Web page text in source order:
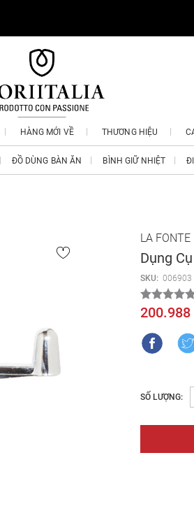
HÀNG MỚI VỀ THƯƠNG HIỆU
ĐỒ DÙNG BÀN ĂN BÌNH GIỮ NHIỆT
LA FONTE
Dụng
SKU: 006903
200.988
SỐ LƯỢNG: